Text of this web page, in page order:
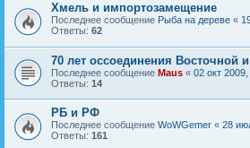
Хмель и импортозамещение
Последнее сообщение Рыба на дереве «
Ответы: 62
70 лет оссоединения Восточной
Последнее сообщение Maus « 02 окт
Ответы: 14
РБ и РФ
Последнее сообщение WoWGemer « 28
Ответы: 161